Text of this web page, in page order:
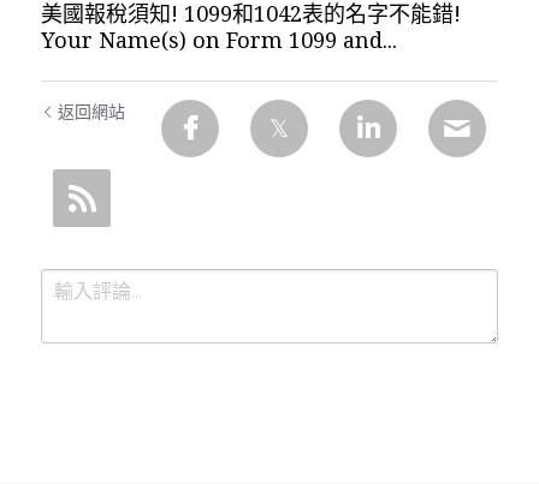
美國報稅須知! 1099和1042表的名字不能錯!
Your Name(s) on Form 1099 and...
返回網站